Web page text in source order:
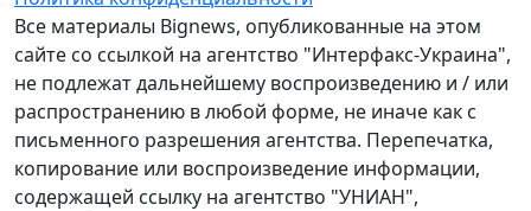
Все материалы Bignews, опубликованные на этом
сайте со ссылкой на агентство "Интерфакс-Украина",
не подлежат дальнейшему воспроизведению и / или
распространению в любой форме, не иначе как с
письменного разрешения агентства. Перепечатка,
копирование или воспроизведение информации,
содержащей ссылку на агентство "УНИАН",